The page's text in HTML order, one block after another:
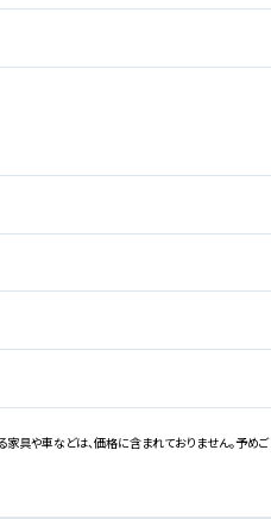
具や車などは、価格に含まれておりません。予めご